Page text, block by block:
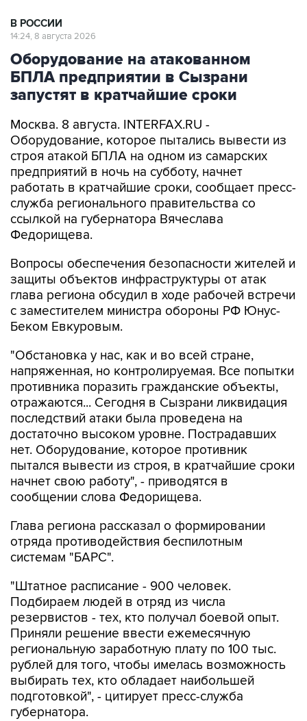
В РОССИИ
14:24, 8 августа 2026
Оборудование на атакованном
БПЛА предприятии в Сызрани
запустят в кратчайшие сроки
Москва. 8 августа. INTERFAX.RU -
Оборудование, которое пытались вывести из
строя атакой БПЛА на одном из самарских
предприятий в ночь на субботу, начнет
работать в кратчайшие сроки, сообщает пресс-
служба регионального правительства со
ссылкой на губернатора Вячеслава
Федорищева.
Вопросы обеспечения безопасности жителей и
защиты объектов инфраструктуры от атак
глава региона обсудил в ходе рабочей встречи
с заместителем министра обороны РФ Юнус-
Беком Евкуровым.
"Обстановка у нас, как и во всей стране,
напряженная, но контролируемая. Все попытки
противника поразить гражданские объекты,
отражаются... Сегодня в Сызрани ликвидация
последствий атаки была проведена на
достаточно высоком уровне. Пострадавших
нет. Оборудование, которое противник
пытался вывести из строя, в кратчайшие сроки
начнет свою работу", - приводятся в
сообщении слова Федорищева.
Глава региона рассказал о формировании
отряда противодействия беспилотным
системам "БАРС".
"Штатное расписание - 900 человек.
Подбираем людей в отряд из числа
резервистов - тех, кто получал боевой опыт.
Приняли решение ввести ежемесячную
региональную заработную плату по 100 тыс.
рублей для того, чтобы имелась возможность
выбирать тех, кто обладает наибольшей
подготовкой", - цитирует пресс-служба
губернатора.